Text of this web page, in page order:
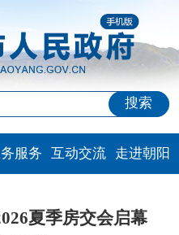
搜索
服务 互动交流 走进朝阳
夏季房交会启幕